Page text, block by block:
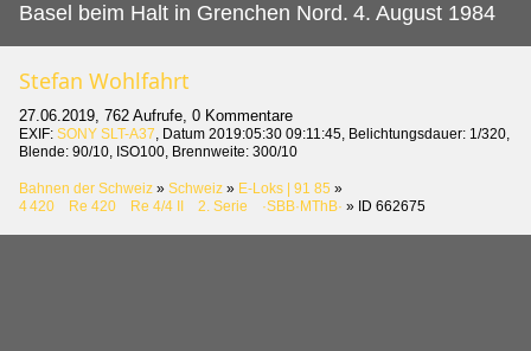
Basel beim Halt in Grenchen Nord. 4. August 1984
Stefan Wohlfahrt
27.06.2019, 762 Aufrufe, 0 Kommentare
EXIF: SONY SLT-A37, Datum 2019:05:30 09:11:45, Belichtungsdauer: 1/320,
Blende: 90/10, ISO100, Brennweite: 300/10
Bahnen der Schweiz » Schweiz » E-Loks | 91 85 »
4 420 Re 420 Re 4/4 II 2. Serie ·SBB·MThB· » ID 662675